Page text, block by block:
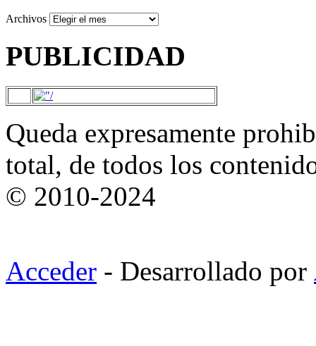
Archivos
PUBLICIDAD
Queda expresamente
total, de todos los
© 2010-2024
Acceder - Desarrollado por